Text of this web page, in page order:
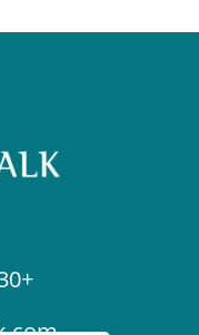
+86-13315751030